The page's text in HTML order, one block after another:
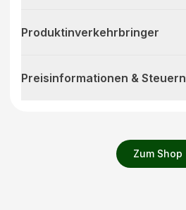
Zum Shop
Produktinverkehrbringer
Preisinformationen & Steuern